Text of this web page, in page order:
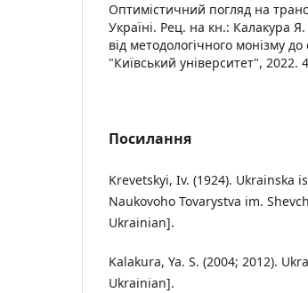
Оптимістичний погляд на
Україні. Рец. на кн.: Калакура Я.
від методологічного монізму
"Київський університет", 2022.
Посилання
Krevetskyi, Iv. (1924). Ukrainska
Naukovoho Tovarystva im.
Ukrainian].
Kalakura, Ya. S. (2004; 2012).
Ukrainian].